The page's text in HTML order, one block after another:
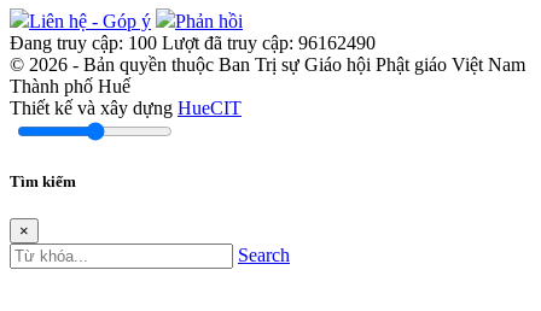
Liên hệ - Góp ý
Phản hồi
Đang truy cập: 100 Lượt đã truy cập: 96162490
© 2026 - Bản quyền thuộc Ban Trị sự Giáo hội Phật giáo Việt Nam
Thành phố Huế
Thiết kế và xây dựng HueCIT
Tìm kiếm
×
Search